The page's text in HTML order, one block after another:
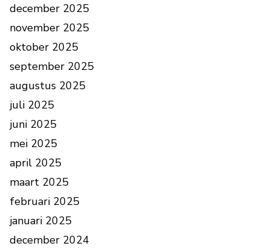
december 2025
november 2025
oktober 2025
september 2025
augustus 2025
juli 2025
juni 2025
mei 2025
april 2025
maart 2025
februari 2025
januari 2025
december 2024